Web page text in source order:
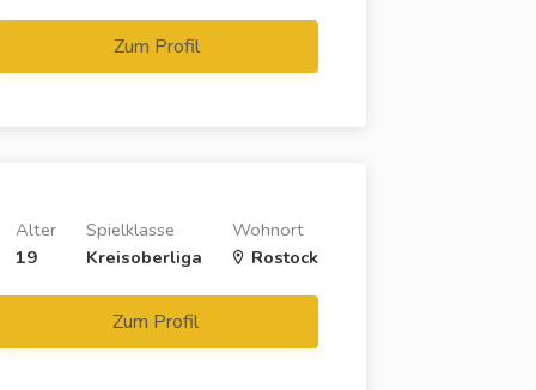
Zum Profil
Wohnort
Rostock
Spielklasse
Kreisoberliga
Alter
19
Zum Profil